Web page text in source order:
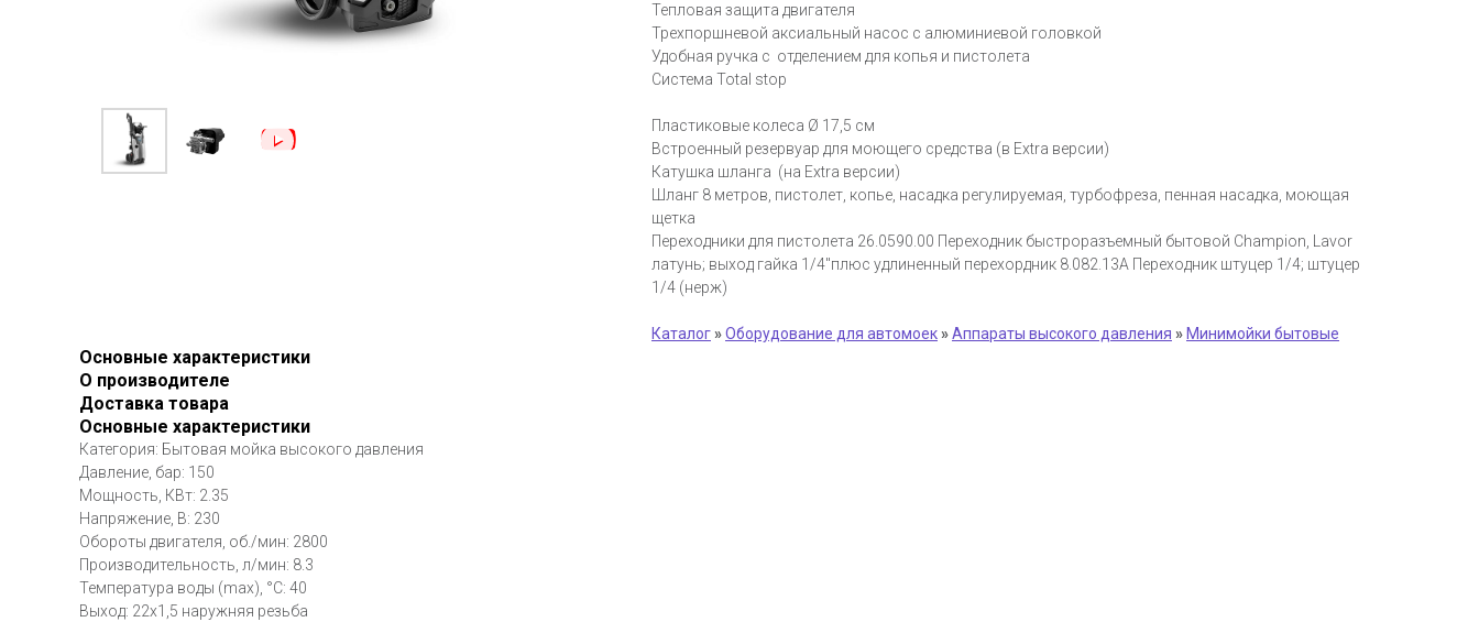
Тепловая защита двигателя
Трехпоршневой аксиальный насос с алюминиевой головкой
Удобная ручка с отделением для копья и пистолета
Система Total stop
Пластиковые колеса Ø 17,5 см
Встроенный резервуар для моющего средства (в Extra версии)
Катушка шланга (на Extra версии)
Шланг 8 метров, пистолет, копье, насадка регулируемая, турбофреза, пенная насадка, моющая
щетка
Переходники для пистолета 26.0590.00 Переходник быстроразъемный бытовой Champion, Lavor
латунь; выход гайка 1/4"плюс удлиненный перехордник 8.082.13A Переходник штуцер 1/4; штуцер
1/4 (нерж)
Каталог»Оборудование для автомоек»Аппараты высокого давления » Минимойки бытовые
Основные характеристики
О производителе
Доставка товара
Основные характеристики
Категория: Бытовая мойка высокого давления
Давление, бар: 150
Мощность, КВт: 2.35
Напряжение, В: 230
Обороты двигателя, об./мин: 2800
Производительность, л/мин: 8.3
Температура воды (max), °C: 40
Выход: 22х1,5 наружняя резьба